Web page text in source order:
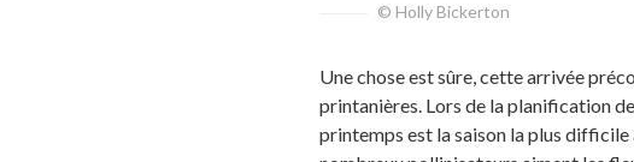
© Holly Bickerton
Une chose est sûre, cette arrivée
printanières. Lors de la planification de
printemps est la saison la plus